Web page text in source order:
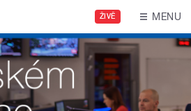
ŽIVĚ MENU